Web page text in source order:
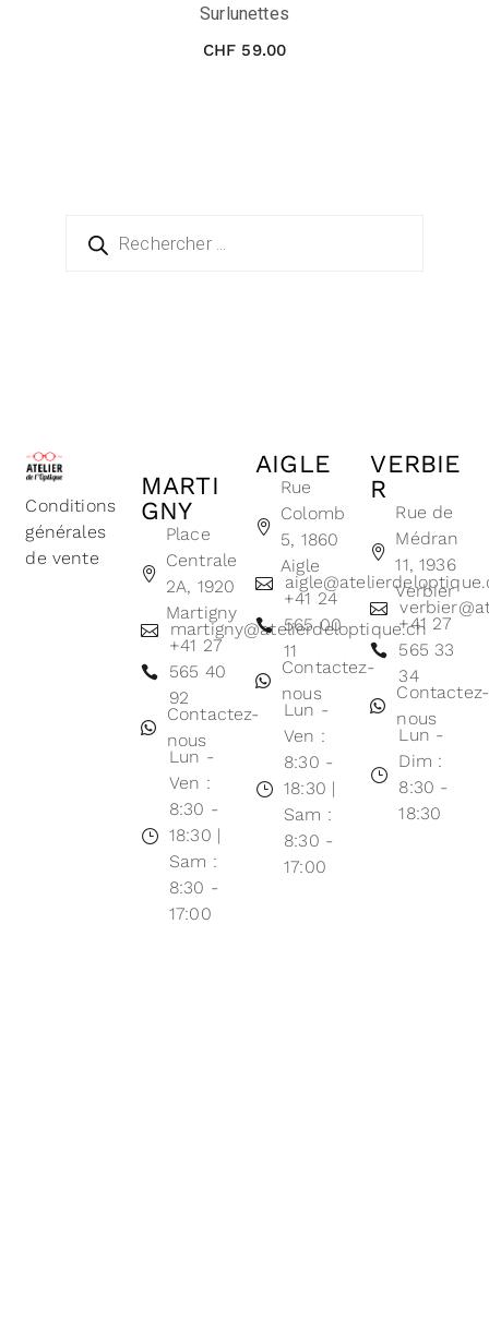
Surlunettes
CHF 59.00
Conditions
générales
de vente
MARTI
GNY
Place
Centrale
2A, 1920
Martigny
martigny@atelierdeloptique.ch
+41 27
565 40
92
Contactez-
nous
Lun -
Ven :
8:30 -
18:30 |
Sam :
8:30 -
17:00
AIGLE
Rue
Colomb
5, 1860
Aigle
+41 24
565 00
11
Contactez-
nous
Lun -
Ven :
8:30 -
18:30 |
Sam :
8:30 -
17:00
VERBIE
R
Rue de
Médran
11, 1936
Verbier
+41 27
565 33
34
Contactez-
nous
Lun -
Dim :
8:30 -
18:30